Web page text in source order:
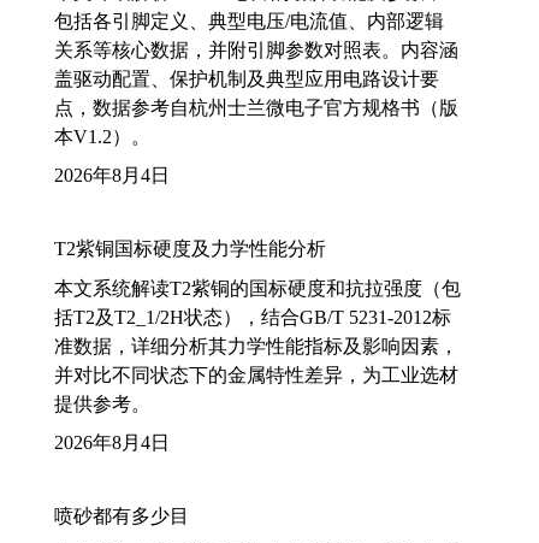
包括各引脚定义、典型电压/电流值、内部逻辑
关系等核心数据，并附引脚参数对照表。内容涵
盖驱动配置、保护机制及典型应用电路设计要
点，数据参考自杭州士兰微电子官方规格书（版
本V1.2）。
2026年8月4日
T2紫铜国标硬度及力学性能分析
本文系统解读T2紫铜的国标硬度和抗拉强度（包
括T2及T2_1/2H状态），结合GB/T 5231-2012标
准数据，详细分析其力学性能指标及影响因素，
并对比不同状态下的金属特性差异，为工业选材
提供参考。
2026年8月4日
喷砂都有多少目